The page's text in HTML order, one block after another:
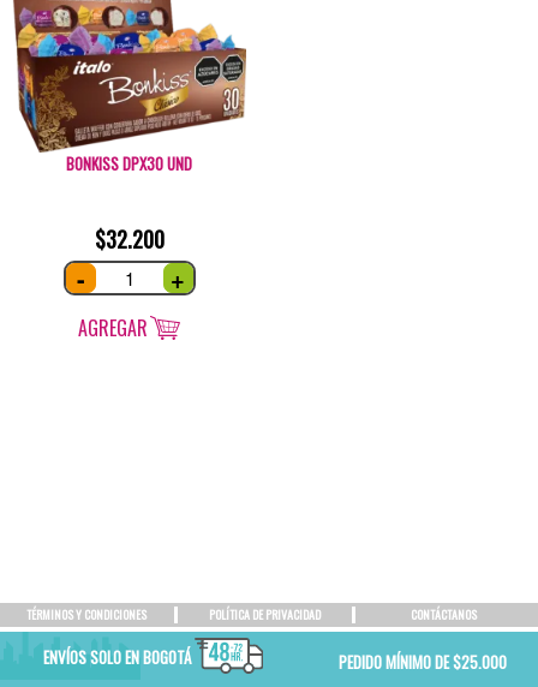
BONKISS DPX30 UND
$32.200
- Bonkiss
DPx30
und +
AGREGAR
TÉRMINOS Y CONDICIONES POLÍTICA DE PRIVACIDAD CONTÁCTANOS
ENVÍOS SOLO EN BOGOTÁ PEDIDO MÍNIMO DE $25.000